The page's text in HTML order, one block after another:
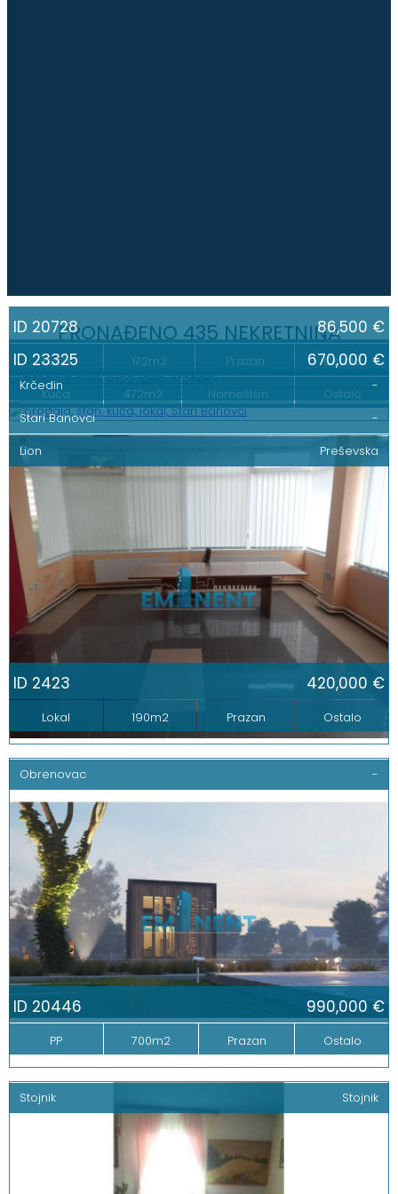
PRONAĐENO 435 NEKRETNINA
Krčedin -
ID 20728 86,500 €
Kuća 172m2 Prazan Ostalo
Stari Banovci -
ID 23325 670,000 €
Kuća 472m2 Namešten Ostalo
Lion Preševska
ID 2423 420,000 €
Lokal 190m2 Prazan Ostalo
Obrenovac -
ID 20446 990,000 €
PP 700m2 Prazan Ostalo
Stojnik Stojnik